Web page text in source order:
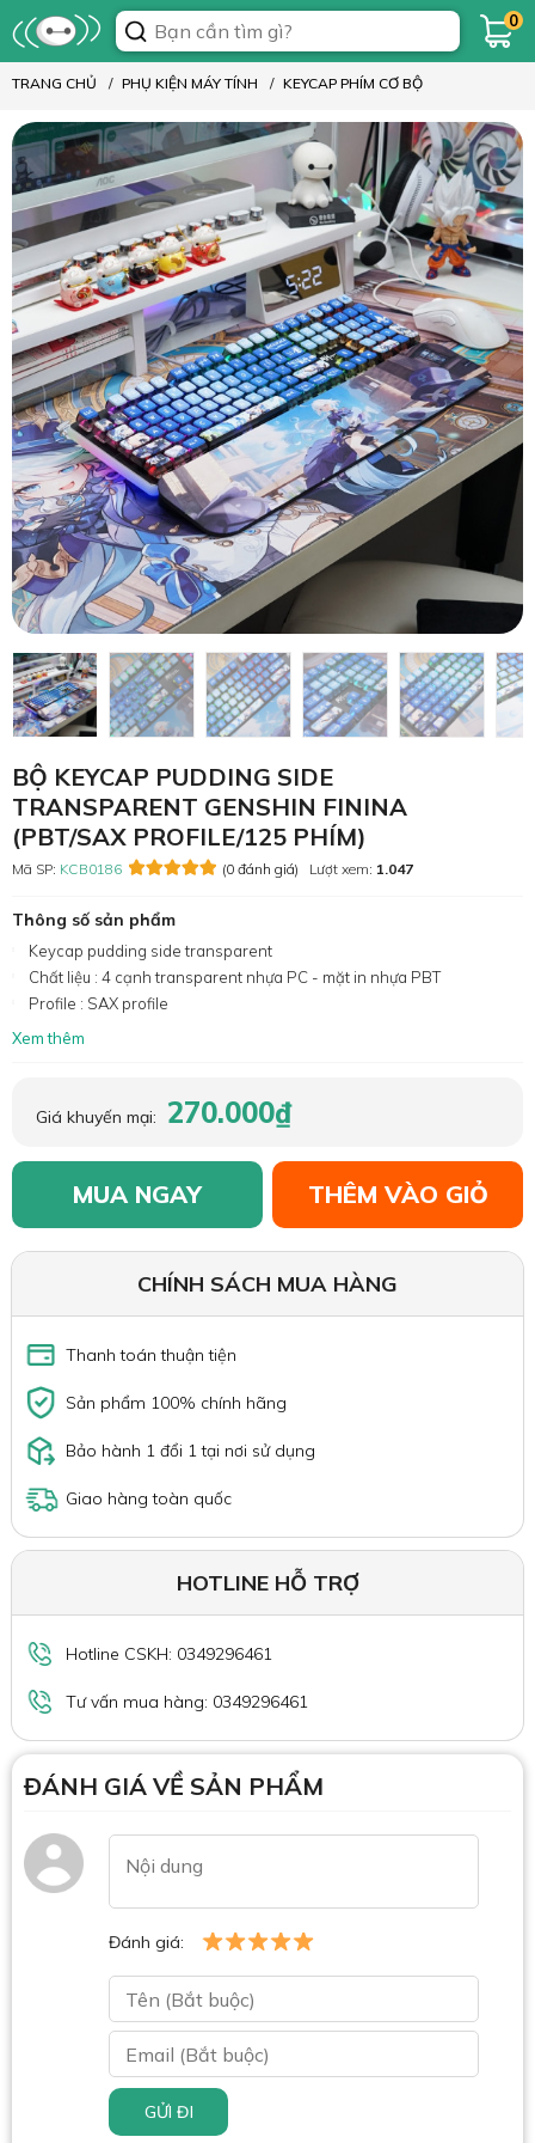
0
TRANG CHỦ PHỤ KIỆN MÁY TÍNH KEYCAP PHÍM CƠ BỘ
BỘ KEYCAP PUDDING SIDE
TRANSPARENT GENSHIN FININA
(PBT/SAX PROFILE/125 PHÍM)
Mã SP: KCB0186 (0 đánh giá) Lượt xem: 1.047
Thông số sản phẩm
Keycap pudding side transparent
Chất liệu : 4 cạnh transparent nhựa PC - mặt in nhựa PBT
Profile : SAX profile
Xem thêm
Giá khuyến mại: 270.000₫
MUA NGAY THÊM VÀO GIỎ
CHÍNH SÁCH MUA HÀNG
Thanh toán thuận tiện
Sản phẩm 100% chính hãng
Bảo hành 1 đổi 1 tại nơi sử dụng
Giao hàng toàn quốc
HOTLINE HỖ TRỢ
Hotline CSKH: 0349296461
Tư vấn mua hàng: 0349296461
ĐÁNH GIÁ VỀ SẢN PHẨM
Đánh giá:
GỬI ĐI